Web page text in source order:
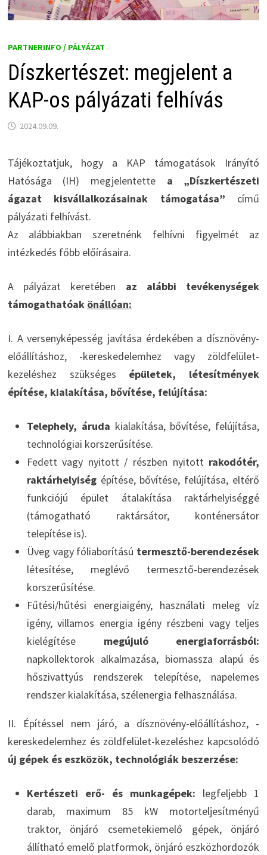
PARTNERINFO / PÁLYÁZAT
Díszkertészet: megjelent a
KAP-os pályázati felhívás
2024.09.09.
Tájékoztatjuk, hogy a KAP támogatások Irányító
Hatósága (IH) megjelentette a „Díszkertészeti
ágazat kisvállalkozásainak támogatása” című
pályázati felhívást.
Az alábbiakban szeretnénk felhívni figyelmét az
intézkedés főbb előírásaira.
A pályázat keretében az alábbi tevékenységek
támogathatóak önállóan:
I. A versenyképesség javítása érdekében a dísznövény-
előállításhoz, -kereskedelemhez vagy zöldfelület-
kezeléshez szükséges épületek, létesítmények
építése, kialakítása, bővítése, felújítása:
Telephely, áruda kialakítása, bővítése, felújítása,
technológiai korszerűsítése.
Fedett vagy nyitott / részben nyitott rakodótér,
raktárhelyiségépítése, bővítése, felújítása, eltérő
funkciójú épület átalakítása raktárhelyiséggé
(támogatható raktársátor, konténersátor
telepítése is).
Üveg vagy fóliaborítású termesztő-berendezések
létesítése, meglévő termesztő-berendezések
korszerűsítése.
Fűtési/hűtési energiaigény, használati meleg víz
igény, villamos energia igény részbeni vagy teljes
kielégítése megújuló energiaforrásból:
napkollektorok alkalmazása, biomassza alapú és
hőszivattyús rendszerek telepítése, napelemes
rendszer kialakítása, szélenergia felhasználása.
II. Építéssel nem járó, a dísznövény-előállításhoz, -
kereskedelemhez és zöldfelület-kezeléshez kapcsolódó
új gépek és eszközök, technológiák beszerzése:
Kertészeti erő- és munkagépek: legfeljebb 1
darab, maximum 85 kW motorteljesítményű
traktor, önjáró csemetekiemelő gépek, önjáró
állítható emelő platformok, önjáró eszközhordozók